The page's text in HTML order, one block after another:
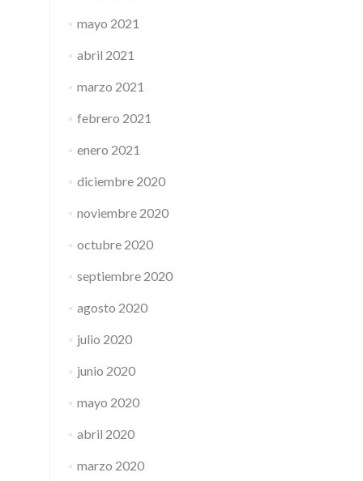
mayo 2021
abril 2021
marzo 2021
febrero 2021
enero 2021
diciembre 2020
noviembre 2020
octubre 2020
septiembre 2020
agosto 2020
julio 2020
junio 2020
mayo 2020
abril 2020
marzo 2020